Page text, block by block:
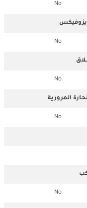
No
No
No
المرورية
No
No